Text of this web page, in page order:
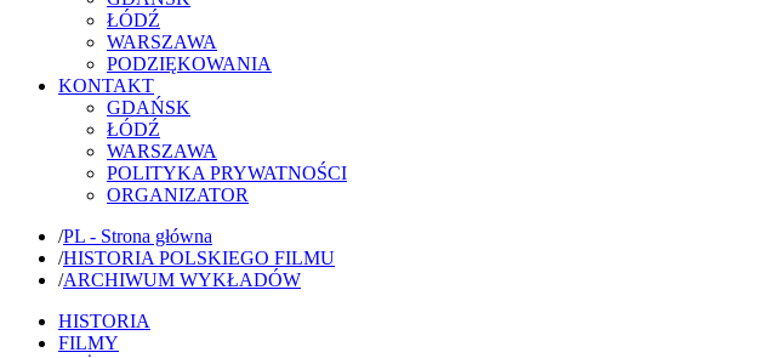
ŁÓDŹ
WARSZAWA
PODZIĘKOWANIA
KONTAKT
GDAŃSK
ŁÓDŹ
WARSZAWA
POLITYKA PRYWATNOŚCI
ORGANIZATOR
/PL - Strona główna
/HISTORIA POLSKIEGO FILMU
/ARCHIWUM WYKŁADÓW
HISTORIA
FILMY